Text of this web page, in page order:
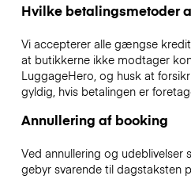
Hvilke betalingsmetoder
Vi accepterer alle gængse
at butikkerne ikke modtager
LuggageHero, og husk at
gyldig, hvis betalingen er
Annullering af booking
Ved annullering og
gebyr svarende til dagstaksten